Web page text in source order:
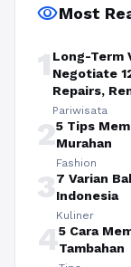
visibilityMost
1 Long-Term
Negotiate
Repairs,
Pariwisata
25 Tips
Murahan
Fashion
37 Varian
Indonesia
Kuliner
45 Cara
Tambahan